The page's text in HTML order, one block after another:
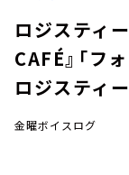
ロジスティ
CAFÉ』「フ
ロジスティ
金曜ボイスログ